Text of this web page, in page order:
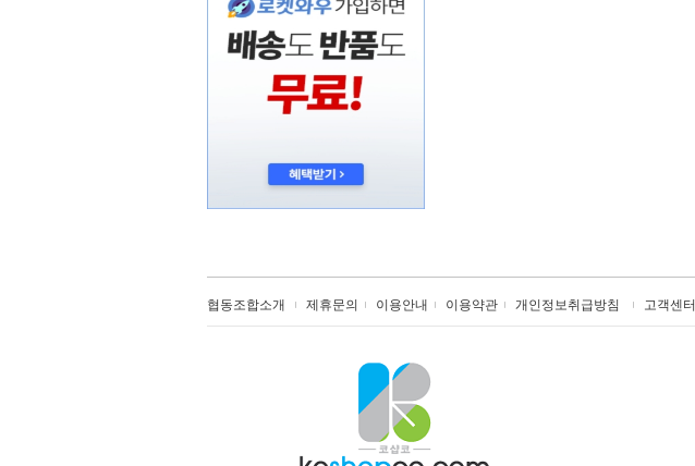
협동조합소개 제휴문의 이용안내 이용약관 개인정보취급방침 고객센터